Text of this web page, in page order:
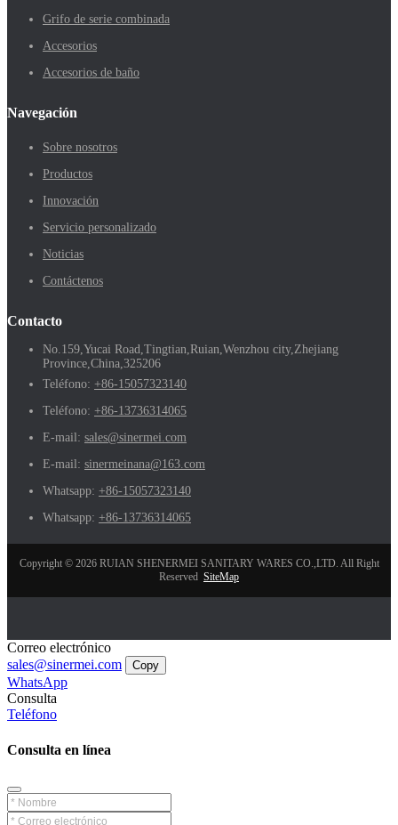
Grifo de serie combinada
Accesorios
Accesorios de baño
Navegación
Sobre nosotros
Productos
Innovación
Servicio personalizado
Noticias
Contáctenos
Contacto
No.159,Yucai Road,Tingtian,Ruian,Wenzhou city,Zhejiang
Province,China,325206
Teléfono: +86-15057323140
Teléfono: +86-13736314065
E-mail: sales@sinermei.com
E-mail: sinermeinana@163.com
Whatsapp: +86-15057323140
Whatsapp: +86-13736314065
Copyright © 2026 RUIAN SHENERMEI SANITARY WARES CO.,LTD. All Right
Reserved SiteMap
Correo electrónico
sales@sinermei.com
Copy
WhatsApp
Consulta
Teléfono
Consulta en línea